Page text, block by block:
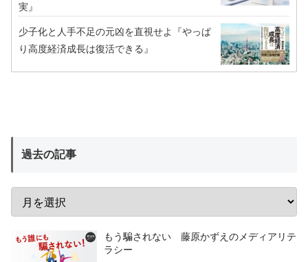
実』
少子化と人手不足の元凶を直視せよ『やっぱ
り高度経済成長は復活できる』
過去の記事
もう騙されない 藤原かずえのメディアリテ
ラシー